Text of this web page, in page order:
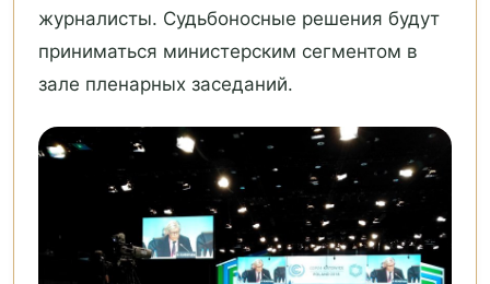
журналисты. Судьбоносные решения будут
приниматься министерским сегментом в
зале пленарных заседаний.